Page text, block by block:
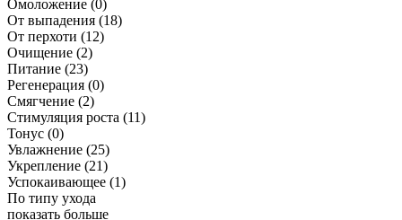
Омоложение (0)
От выпадения (18)
От перхоти (12)
Очищение (2)
Питание (23)
Регенерация (0)
Смягчение (2)
Стимуляция роста (11)
Тонус (0)
Увлажнение (25)
Укрепление (21)
Успокаивающее (1)
По типу ухода
показать больше